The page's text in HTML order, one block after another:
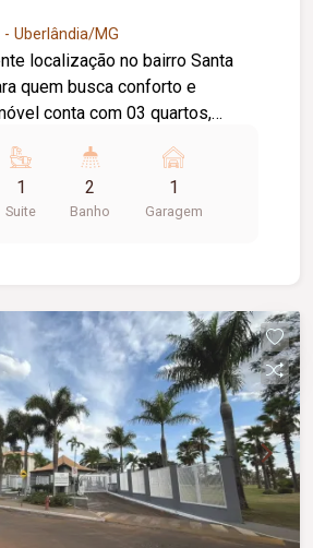
Uberlândia/MG
localização no bairro Santa
quem busca conforto e
conta com 03 quartos,
cozinha equipada com armário
ainda área de lavanderia e 01
coberta. Ótima opção para
1
Suite
2
Banho
1
Garagem